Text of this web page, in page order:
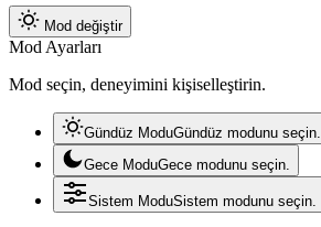
Mod değiştir
Mod Ayarları
Mod seçin, deneyimini kişiselleştirin.
Gündüz ModuGündüz modunu seçin.
Gece ModuGece modunu seçin.
Sistem ModuSistem modunu seçin.